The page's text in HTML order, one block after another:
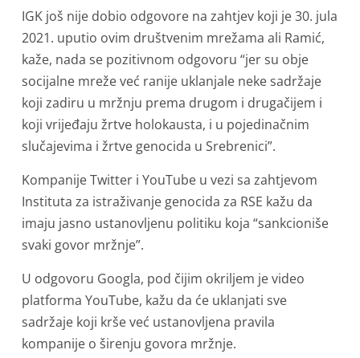
IGK još nije dobio odgovore na zahtjev koji je 30. jula
2021. uputio ovim društvenim mrežama ali Ramić,
kaže, nada se pozitivnom odgovoru “jer su obje
socijalne mreže već ranije uklanjale neke sadržaje
koji zadiru u mržnju prema drugom i drugačijem i
koji vrijeđaju žrtve holokausta, i u pojedinačnim
slučajevima i žrtve genocida u Srebrenici”.
Kompanije Twitter i YouTube u vezi sa zahtjevom
Instituta za istraživanje genocida za RSE kažu da
imaju jasno ustanovljenu politiku koja “sankcioniše
svaki govor mržnje”.
U odgovoru Googla, pod čijim okriljem je video
platforma YouTube, kažu da će uklanjati sve
sadržaje koji krše već ustanovljena pravila
kompanije o širenju govora mržnje.